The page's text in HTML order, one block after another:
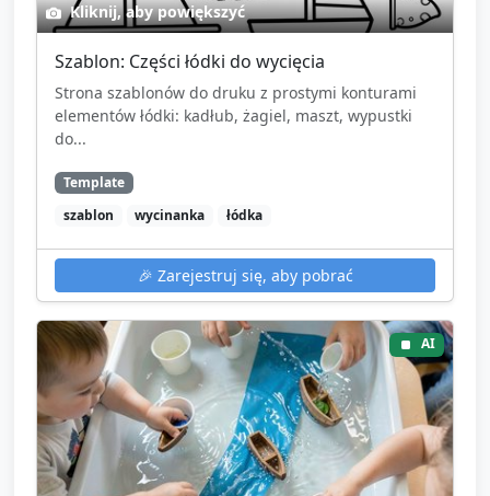
Kliknij, aby powiększyć
Szablon: Części łódki do wycięcia
Strona szablonów do druku z prostymi konturami
elementów łódki: kadłub, żagiel, maszt, wypustki
do...
Template
szablon
wycinanka łódka
🎉 Zarejestruj się, aby pobrać
AI